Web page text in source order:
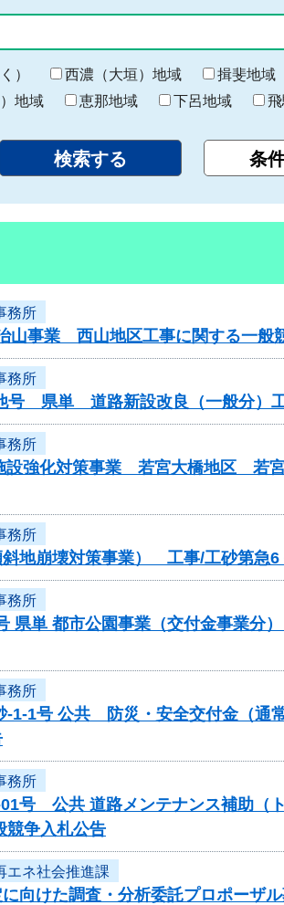
終
わ
り
） 西濃（大垣）地域 揖斐地域
地域 恵那地域 下呂地域
務所
山事業 西山地区工事に関する一般
務所
号 県単 道路新設改良（一般分）
務所
設強化対策事業 若宮大橋地区 若
務所
地崩壊対策事業） 工事/工砂第急6
務所
県単 都市公園事業（交付金事業
務所
-1-1号 公共 防災・安全交付金（通
務所
01号 公共 道路メンテナンス補助（
競争入札公告
エネ社会推進課
向けた調査・分析委託プロポーザル